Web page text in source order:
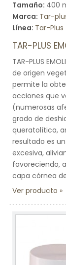
Tamaño: 400
Marca: Tar-
Línea: Tar-Plus
TAR-PLUS
TAR-PLUS
de origen
permite la
acciones que
(numerosas
grado de
queratolítica,
resultado es
excesiva,
favoreciendo,
capa córnea
Ver producto